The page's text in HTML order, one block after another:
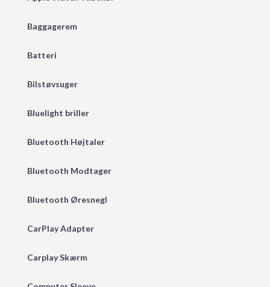
Baggagerem
Batteri
Bilstøvsuger
Bluelight briller
Bluetooth Højtaler
Bluetooth Modtager
Bluetooth Øresnegl
CarPlay Adapter
Carplay Skærm